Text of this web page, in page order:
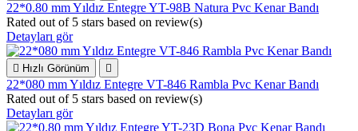
22*0.80 mm Yıldız Entegre YT-98B Natura Pvc Kenar Bandı
Rated out of 5 stars based on review(s)
Detayları gör
 Hızlı Görünüm 
22*080 mm Yıldız Entegre VT-846 Rambla Pvc Kenar Bandı
Rated out of 5 stars based on review(s)
Detayları gör